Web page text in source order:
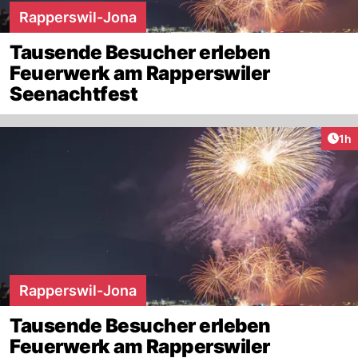
Rapperswil-Jona
Tausende Besucher erleben
Feuerwerk am Rapperswiler
Seenachtfest
1h
Rapperswil-Jona
Tausende Besucher erleben
Feuerwerk am Rapperswiler